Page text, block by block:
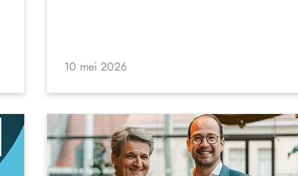
10 mei 2026